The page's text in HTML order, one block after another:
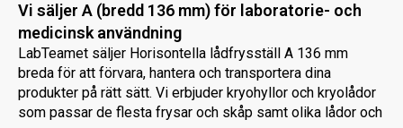
Vi säljer A (bredd 136 mm) för laboratorie- och
medicinsk användning
LabTeamet säljer Horisontella lådfrysställ A 136 mm
breda för att förvara, hantera och transportera dina
produkter på rätt sätt. Vi erbjuder kryohyllor och kryolådor
som passar de flesta frysar och skåp samt olika lådor och